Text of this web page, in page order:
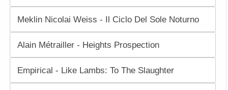
Meklin Nicolai Weiss - Il Ciclo Del Sole Noturno
Alain Métrailler - Heights Prospection
Empirical - Like Lambs: To The Slaughter